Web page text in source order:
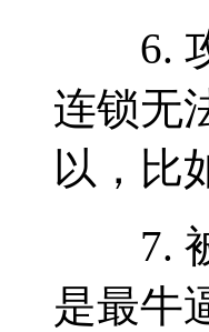
6. 攻
连锁无
以，比
7. 被
是最牛